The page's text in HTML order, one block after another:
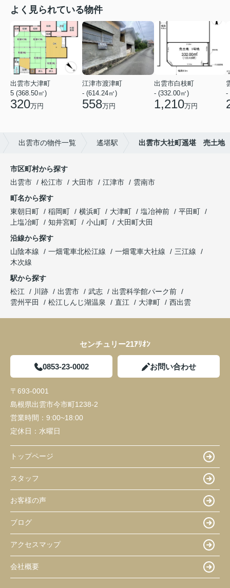
よく見られている物件
出雲市大津町
5 (368.50㎡)
320万円
江津市渡津町
- (614.24㎡)
558万円
出雲市白枝町
- (332.00㎡)
1,210万円
-
出雲市の物件一覧 遙堪駅 出雲市大社町遥堪 売土地
市区町村から探す
出雲市
松江市 大田市 江津市
雲南市
町名から探す
東朝日町
稲岡町 横浜町 大津町 塩冶神前
平田町
上塩冶町
知井宮町 小山町
大田町大田
沿線から探す
山陰本線
一畑電車北松江線 一畑電車大社線
三江線
木次線
駅から探す
松江
川跡 出雲市 武志
出雲科学館パーク前
雲州平田
松江しんじ湖温泉 直江 大津町 西出雲
センチュリー21ｱﾘｵﾝ
0853-23-0002 お問い合わせ
〒693-0001
島根県出雲市今市町1238-2
営業時間： 9:00~18:00
定休日： 水曜日
トップページ
スタッフ
お客様の声
ブログ
アクセスマップ
会社概要